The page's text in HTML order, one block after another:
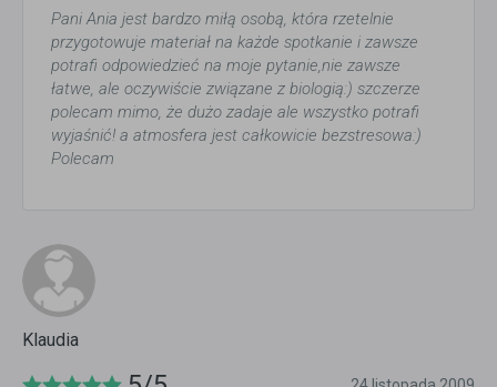
Pani Ania jest bardzo miłą osobą, która rzetelnie
przygotowuje materiał na każde spotkanie i zawsze
potrafi odpowiedzieć na moje pytanie,nie zawsze
łatwe, ale oczywiście związane z biologią:) szczerze
polecam mimo, że dużo zadaje ale wszystko potrafi
wyjaśnić! a atmosfera jest całkowicie bezstresowa:)
Polecam
Klaudia